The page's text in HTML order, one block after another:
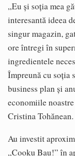
„Eu și soția mea
interesantă ideea
singur magazin,
ore întregi în
ingredientele
Împreună cu soția
business plan și
economiile
Cristina Tohănean.
Au investit
„Cooku Bau!” în